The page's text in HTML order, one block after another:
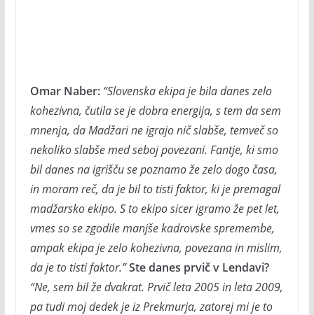
Omar Naber: “Slovenska ekipa je bila danes zelo
kohezivna, čutila se je dobra energija, s tem da sem
mnenja, da Madžari ne igrajo nič slabše, temveč so
nekoliko slabše med seboj povezani. Fantje, ki smo
bil danes na igrišču se poznamo že zelo dogo časa,
in moram reč, da je bil to tisti faktor, ki je premagal
madžarsko ekipo. S to ekipo sicer igramo že pet let,
vmes so se zgodile manjše kadrovske spremembe,
ampak ekipa je zelo kohezivna, povezana in mislim,
da je to tisti faktor.”Ste danes prvič v Lendavi?
“Ne, sem bil že dvakrat. Prvič leta 2005 in leta 2009,
pa tudi moj dedek je iz Prekmurja, zatorej mi je to